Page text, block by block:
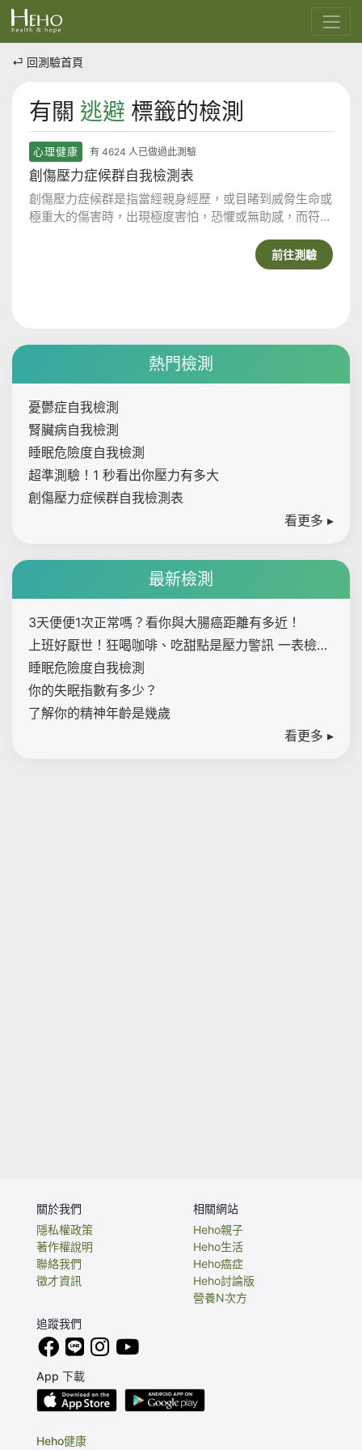
⏎ 回測驗首頁
有關 逃避 標籤的檢測
心理健康 有 4624 人已做過此測驗
創傷壓力症候群自我檢測表
創傷壓力症候群是指當經親身經歷，或目睹到威脅生命或
極重大的傷害時，出現極度害怕，恐懼或無助感，而符合
前往測驗
熱門檢測
憂鬱症自我檢測
腎臟病自我檢測
睡眠危險度自我檢測
超準測驗！1 秒看出你壓力有多大
創傷壓力症候群自我檢測表
看更多 ▸
最新檢測
3天便便1次正常嗎？看你與大腸癌距離有多近！
上班好厭世！狂喝咖啡、吃甜點是壓力警訊 一表檢測
內心壓力指數
睡眠危險度自我檢測
你的失眠指數有多少？
了解你的精神年齡是幾歲
看更多 ▸
關於我們
隱私權政策
著作權說明
聯絡我們
徵才資訊
相關網站
Heho親子
Heho生活
Heho癌症
Heho討論版
營養N次方
追蹤我們
App 下載
Heho健康